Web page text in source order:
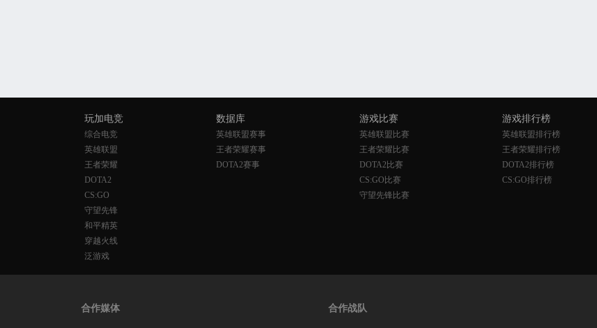
玩加电竞
综合电竞
英雄联盟
王者荣耀
DOTA2
CS:GO
守望先锋
和平精英
穿越火线
泛游戏
数据库
英雄联盟赛事
王者荣耀赛事
DOTA2赛事
游戏比赛
英雄联盟比赛
王者荣耀比赛
DOTA2比赛
CS:GO比赛
守望先锋比赛
游戏排行榜
英雄联盟排行榜
王者荣耀排行榜
DOTA2排行榜
CS:GO排行榜
合作媒体 合作战队